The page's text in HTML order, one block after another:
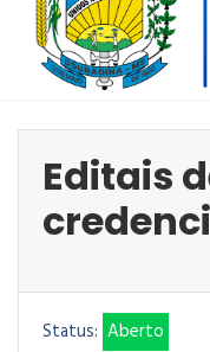
Editais
Status: Aberto